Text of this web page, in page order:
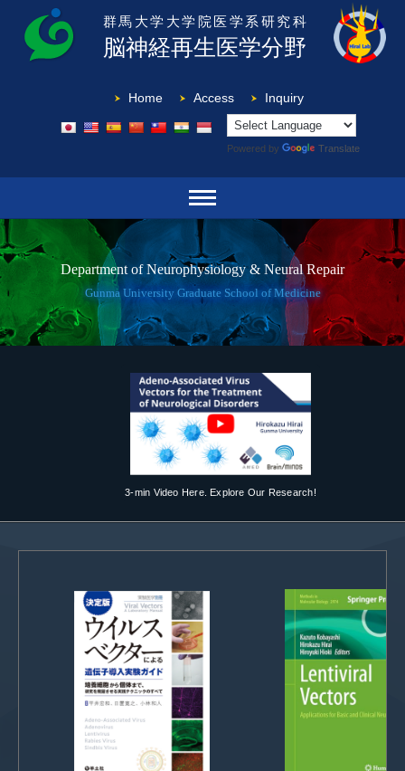
群馬大学大学院医学系研究科
脳神経再生医学分野
Home Access Inquiry
Powered by Translate
Department of Neurophysiology & Neural Repair
Gunma University Graduate School of Medicine
3-min Video Here. Explore Our Research!